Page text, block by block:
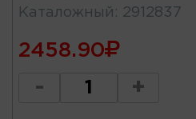
Каталожный : 2912837
2458.90
- +